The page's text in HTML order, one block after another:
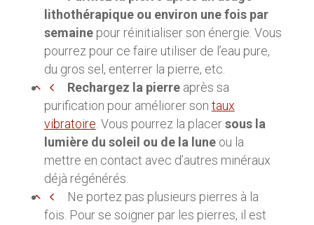
lithothérapique ou environ une fois par
semainepour réinitialiser son énergie. Vous
pourrez pour ce faire utiliser de l’eau pure,
du gros sel, enterrer la pierre, etc.
Rechargez la pierre après sa
purification pour améliorer son taux
vibratoire. Vous pourrez la placersous la
lumière du soleil ou de la luneou la
mettre en contact avec d’autres minéraux
déjà régénérés.
Ne portez pas plusieurs pierres à la
fois. Pour se soigner par les pierres, il est